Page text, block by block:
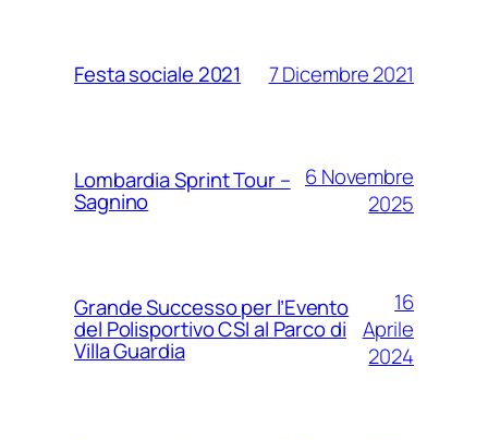
Festa sociale 2021 7 Dicembre 2021
Lombardia Sprint Tour –
Sagnino
6 Novembre
2025
Grande Successo per l’Evento
del Polisportivo CSI al Parco di
Villa Guardia
16
Aprile
2024